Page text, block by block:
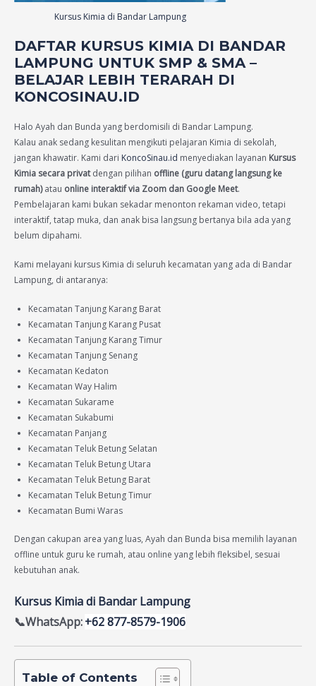
Kursus Kimia di Bandar Lampung
DAFTAR KURSUS KIMIA DI BANDAR
LAMPUNG UNTUK SMP & SMA –
BELAJAR LEBIH TERARAH DI
KONCOSINAU.ID
Halo Ayah dan Bunda yang berdomisili di Bandar Lampung.
Kalau anak sedang kesulitan mengikuti pelajaran Kimia di sekolah,
jangan khawatir. Kami dari KoncoSinau.id menyediakan layanan Kursus
Kimia secara privatdengan pilihan offline (guru datang langsung ke
rumah)atau online interaktif via Zoom dan Google Meet.
Pembelajaran kami bukan sekadar menonton rekaman video, tetapi
interaktif, tatap muka, dan anak bisa langsung bertanya bila ada yang
belum dipahami.
Kami melayani kursus Kimia di seluruh kecamatan yang ada di Bandar
Lampung, di antaranya:
Kecamatan Tanjung Karang Barat
Kecamatan Tanjung Karang Pusat
Kecamatan Tanjung Karang Timur
Kecamatan Tanjung Senang
Kecamatan Kedaton
Kecamatan Way Halim
Kecamatan Sukarame
Kecamatan Sukabumi
Kecamatan Panjang
Kecamatan Teluk Betung Selatan
Kecamatan Teluk Betung Utara
Kecamatan Teluk Betung Barat
Kecamatan Teluk Betung Timur
Kecamatan Bumi Waras
Dengan cakupan area yang luas, Ayah dan Bunda bisa memilih layanan
offline untuk guru ke rumah, atau online yang lebih fleksibel, sesuai
kebutuhan anak.
Kursus Kimia di Bandar Lampung
📞WhatsApp:+62 877-8579-1906
Table of Contents